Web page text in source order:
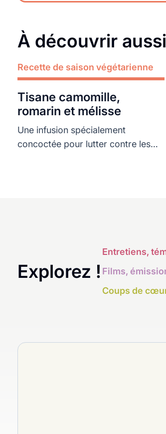
À découvrir
Recette de saison végétarienne
Tisane camomille,
romarin et mélisse
Une infusion spécialement
concoctée pour lutter contre les
Lire plus
Explorez !
Entretiens,
Films,
Coups de